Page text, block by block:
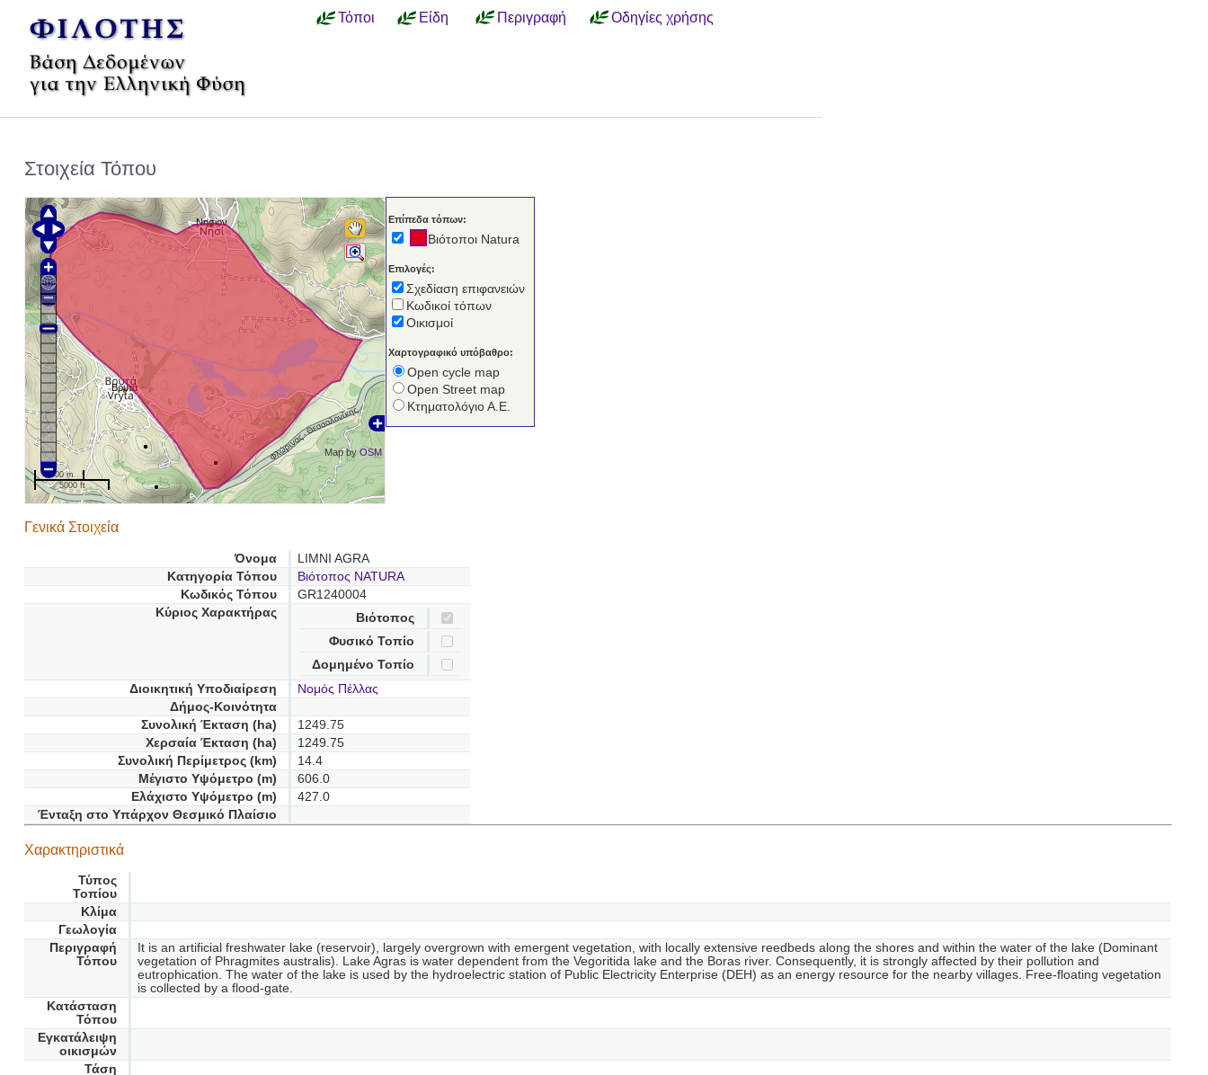
Τόποι Είδη Περιγραφή Οδηγίες χρήσης
Στοιχεία Τόπου
Νησίον
Βρυτά
Map byOSM
1000 m
5000 ft
Επίπεδα τόπων:
Βιότοποι Natura
Επιλογές:
Σχεδίαση επιφανειών
Κωδικοί τόπων
Οικισμοί
Χαρτογραφικό υπόβαθρο:
Open cycle map
Open Street map
Κτηματολόγιο Α.Ε.
Γενικά Στοιχεία
Όνομα
LIMNI AGRA
Κατηγορία Τόπου
Βιότοπος NATURA
Κωδικός Τόπου
GR1240004
Κύριος Χαρακτήρας
Βιότοπος
Φυσικό Τοπίο
Δομημένο Τοπίο
Διοικητική Υποδιαίρεση
Νομός Πέλλας
Δήμος-Κοινότητα
Συνολική Έκταση (ha)
1249.75
Χερσαία Έκταση (ha)
1249.75
Συνολική Περίμετρος (km)
14.4
Μέγιστο Υψόμετρο (m)
606.0
Ελάχιστο Υψόμετρο (m)
427.0
Ένταξη στο Υπάρχον Θεσμικό Πλαίσιο
Χαρακτηριστικά
Τύπος
Τοπίου
Κλίμα
Γεωλογία
Περιγραφή
Τόπου
It is an artificial freshwater lake (reservoir), largely overgrown with emergent vegetation, with locally extensive reedbeds along the shores and within the water of the lake (Dominant
vegetation of Phragmites australis). Lake Agras is water dependent from the Vegoritida lake and the Boras river. Consequently, it is strongly affected by their pollution and
eutrophication. The water of the lake is used by the hydroelectric station of Public Electricity Enterprise (DEH) as an energy resource for the nearby villages. Free-floating vegetation
is collected by a flood-gate.
Κατάσταση
Τόπου
Εγκατάλειψη
οικισμών
Τάση